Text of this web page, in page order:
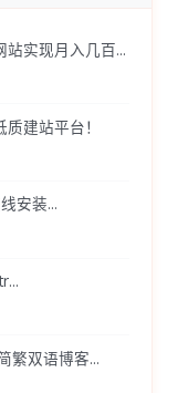
实现月入几百...
建站平台！
安装...
繁双语博客...